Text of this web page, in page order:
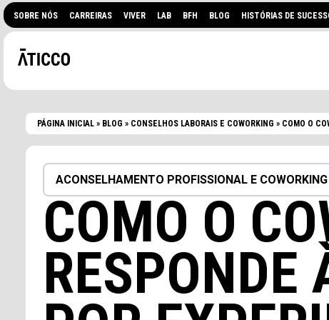
SOBRE NÓS CARREIRAS VIVER LAB BFH BLOG HISTÓRIAS DE
PÁGINA INICIAL » BLOG » CONSELHOS LABORAIS E COWORKING » COMO O
ACONSELHAMENTO PROFISSIONAL E COWORKING
COMO O
RESPONDE
PROCURA UM ESPAÇO
EVENTOS?